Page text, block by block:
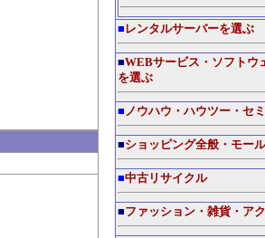
■ レンタルサーバーを選ぶ
■WEBサービス・ソフトウ
を選ぶ
■ノウハウ・ハウツー・セ
■ショッピング全般・モール
■中古リサイクル
■ファッション・雑貨・ア